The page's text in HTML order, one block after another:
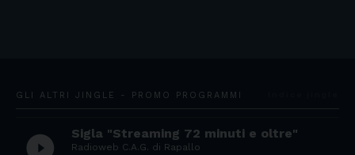
GLI ALTRI JINGLE - PROMO PROGRAMMI
play_circle_filled Sigla "Streaming 72 minuti e oltre"
Radioweb C.A.G. di Rapallo